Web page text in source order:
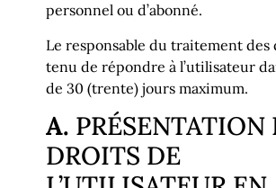
personnel ou d’abonné.
Le responsable du traitement des
tenu de répondre à l’utilisateur
de 30 (trente) jours maximum.
A. PRÉSENTATION
DROITS DE